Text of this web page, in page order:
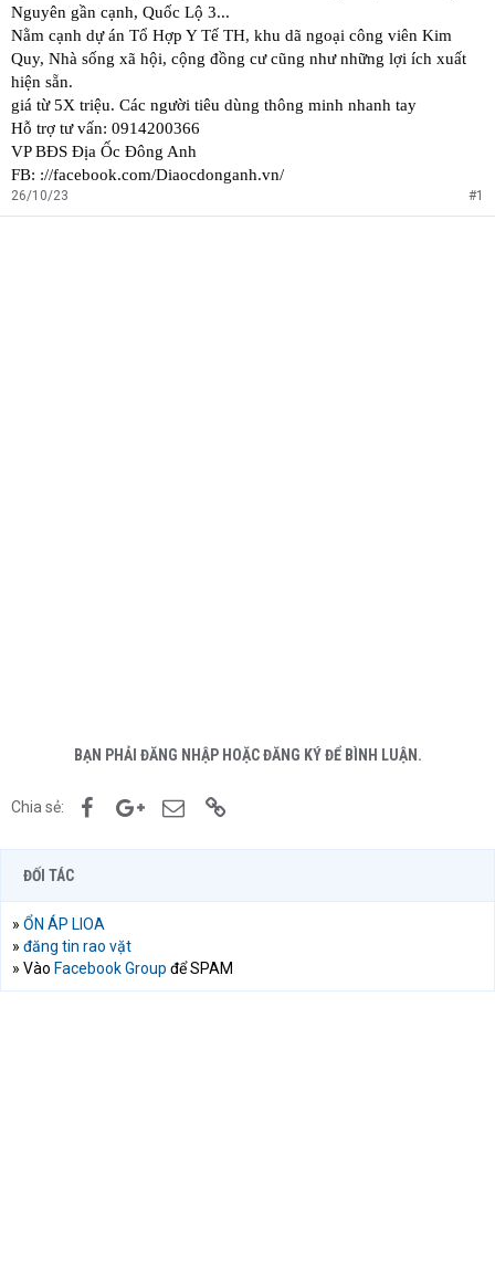
Nguyên gần cạnh, Quốc Lộ 3...
Nằm cạnh dự án Tổ Hợp Y Tế TH, khu dã ngoại công viên Kim
Quy, Nhà sống xã hội, cộng đồng cư cũng như những lợi ích xuất
hiện sẵn.
giá từ 5X triệu. Các người tiêu dùng thông minh nhanh tay
Hỗ trợ tư vấn: 0914200366
VP BĐS Địa Ốc Đông Anh
FB: ://facebook.com/Diaocdonganh.vn/
26/10/23 #1
BẠN PHẢI ĐĂNG NHẬP HOẶC ĐĂNG KÝ ĐỂ BÌNH LUẬN.
Chia sẻ: FacebookGoogle+Email
ĐỐI TÁC
» ỔN ÁP LIOA
» đăng tin rao vặt
» Vào Facebook Group để SPAM